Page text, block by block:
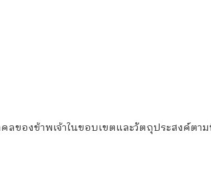
องข้าพเจ้าในขอบเขตและวัตถุประสงค์ตาม